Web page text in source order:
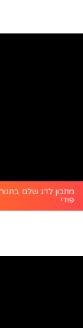
מתכון לדג שלם בתנור
פודי